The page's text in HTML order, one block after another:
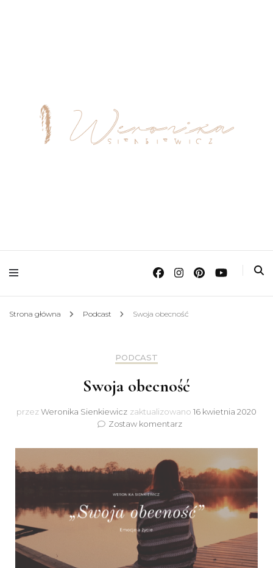
Strona główna Podcast Swoja obecność
PODCAST
Swoja obecność
przezWeronika Sienkiewicz zaktualizowano 16 kwietnia 2020
Zostaw komentarzdo
obecność